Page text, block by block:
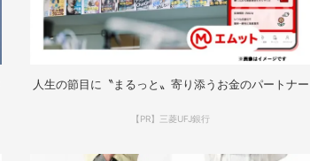
人生の節目に〝まるっと〟寄り添うお金のパートナー
【PR】三菱UFJ銀行